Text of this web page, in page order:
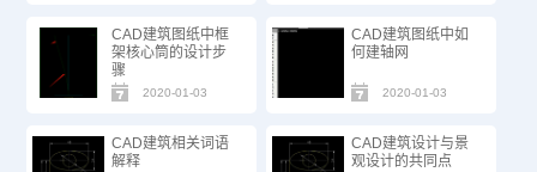
CAD建筑图纸中框
架核心筒的设计步
骤
2020-01-03
CAD建筑图纸中如
何建轴网
2020-01-03
CAD建筑相关词语
解释
CAD建筑设计与景
观设计的共同点